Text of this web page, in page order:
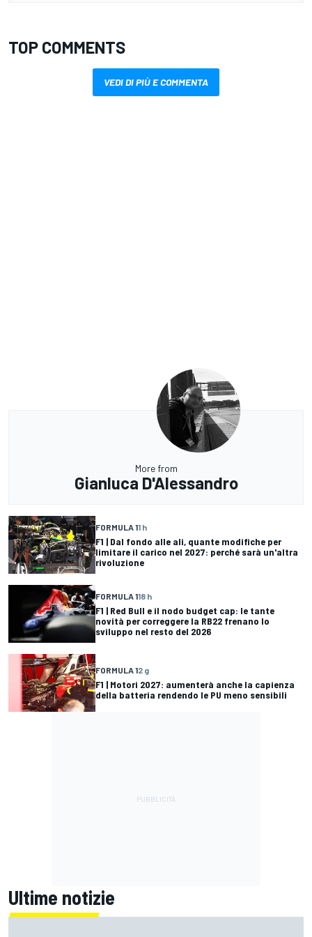
TOP COMMENTS
VEDI DI PIÙ E COMMENTA
More from
Gianluca D'Alessandro
FORMULA 11 h
F1 | Dal fondo alle ali, quante modifiche per
limitare il carico nel 2027: perché sarà un'altra
rivoluzione
FORMULA 118 h
F1 | Red Bull e il nodo budget cap: le tante
novità per correggere la RB22 frenano lo
sviluppo nel resto del 2026
FORMULA 12 g
F1 | Motori 2027: aumenterà anche la capienza
della batteria rendendo le PU meno sensibili
Ultime notizie